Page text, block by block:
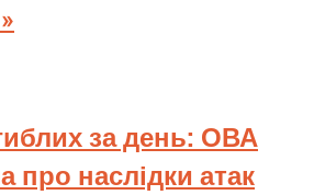
за день: ОВА
про наслідки атак